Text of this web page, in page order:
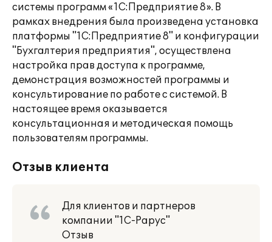
системы программ «1С:Предприятие 8». В
рамках внедрения была произведена установка
платформы "1С:Предприятие 8" и конфигурации
"Бухгалтерия предприятия", осуществлена
настройка прав доступа к программе,
демонстрация возможностей программы и
консультирование по работе с системой. В
настоящее время оказывается
консультационная и методическая помощь
пользователям программы.
Отзыв клиента
Для клиентов и партнеров
компании "1С-Рарус"
Отзыв